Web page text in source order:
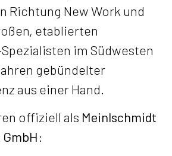
Richtung New Work und
etablierten
im Südwesten
gebündelter
aus einer Hand.
offiziell als Meinlschmidt
: